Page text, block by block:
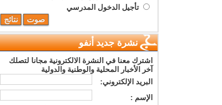
تأجيل الدخول المدرسي
نشرة جديد أنفو
اشترك معنا في النشرة الالكترونية مجانا لتصلك
آخر الأخبار المحلية والوطنية والدولية
البريد اﻹلكتروني:
اﻹسم :